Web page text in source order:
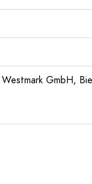
Westmark GmbH,